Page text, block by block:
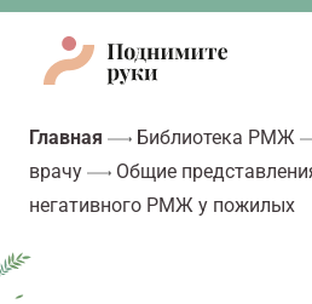
Главная Библиотека РМЖ
врачу
Общие
негативного РМЖ у пожилых